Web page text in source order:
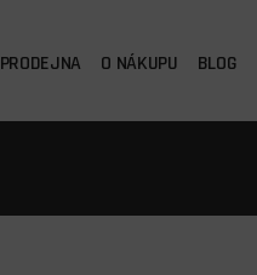
PRODEJNA O NÁKUPU BLOG